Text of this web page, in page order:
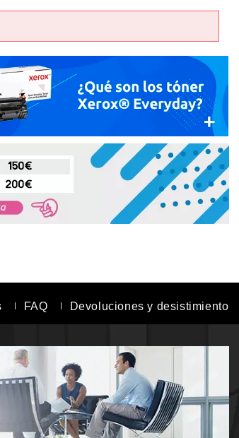
con PayPal
y podrás realizar tus compras
de tus pedidos y consultar
FAQ Devoluciones y desistimiento